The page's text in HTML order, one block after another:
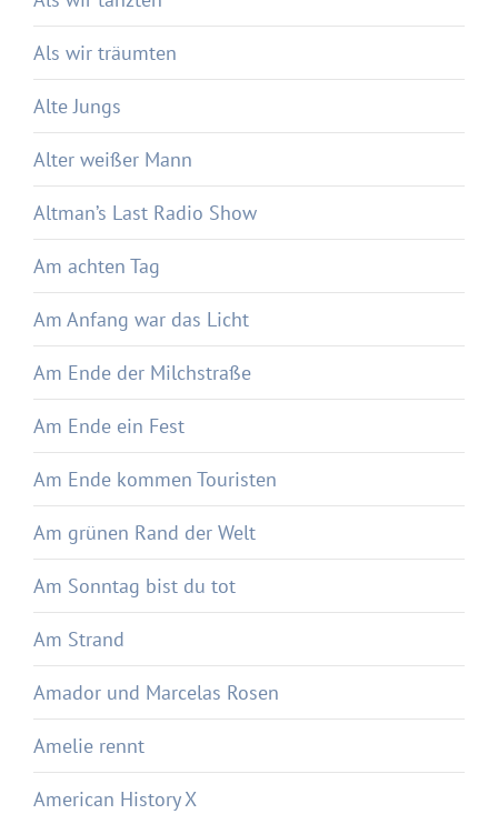
Als wir träumten
Alte Jungs
Alter weißer Mann
Altman’s Last Radio Show
Am achten Tag
Am Anfang war das Licht
Am Ende der Milchstraße
Am Ende ein Fest
Am Ende kommen Touristen
Am grünen Rand der Welt
Am Sonntag bist du tot
Am Strand
Amador und Marcelas Rosen
Amelie rennt
American History X